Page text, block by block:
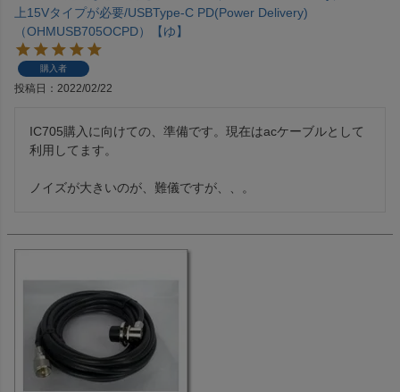
上15Vタイプが必要/USBType-C PD(Power Delivery)
（OHMUSB705OCPD）【ゆ】
購入者
投稿日 2022/02/22
IC705購入に向けての、準備です。現在はacケーブルとして
利用してます。